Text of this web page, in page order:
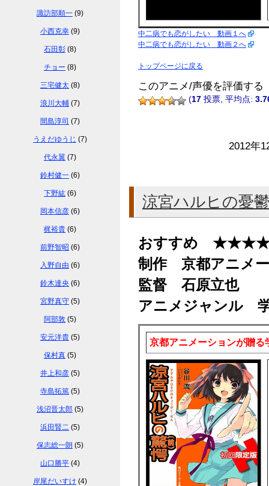
中二病でも恋がしたい 動画１へ
中二病でも恋がしたい 動画２へ
トップページに戻る
このアニメ/声優を評価する
(17 投票, 平均点:
2012年
涼宮ハルヒの憂
おすすめ
制作 京都アニメ
監督 石原立也
アニメジャンル
京都アニメーションが贈る
諏訪部順一 (9)
小西克幸 (9)
石田彰 (8)
チョー (8)
三宅健太 (8)
浪川大輔 (7)
間島淳司 (7)
うえだゆうじ (7)
代永翼 (7)
鈴村健一 (6)
下野紘 (6)
岡本信彦 (6)
梶裕貴 (6)
前野智昭 (6)
入野自由 (6)
鈴木達央 (6)
宮野真守 (5)
阿部敦 (5)
安元洋貴 (5)
保村真 (5)
井上和彦 (5)
寺島拓篤 (5)
浅沼晋太郎 (5)
浜田賢二 (5)
保志総一朗 (5)
山口勝平 (4)
岸尾だいすけ (4)